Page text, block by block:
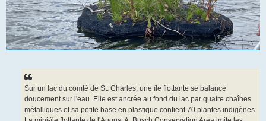
Sur un lac du comté de St. Charles, une île flottante se balance
doucement sur l'eau. Elle est ancrée au fond du lac par quatre chaînes
métalliques et sa petite base en plastique contient 70 plantes indigènes